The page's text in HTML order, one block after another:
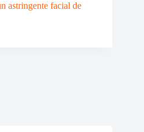
astringente facial de